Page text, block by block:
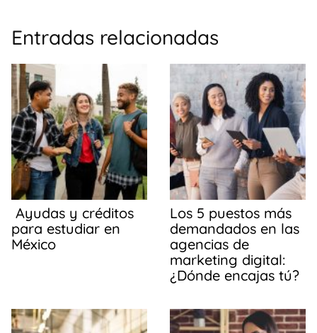
c
e
b
o
o
k
at
s
p
p
m
p
ar
tir
Entradas relacionadas
Ayudas y créditos
para estudiar en
México
Los 5 puestos más
demandados en las
agencias de
marketing digital:
¿Dónde encajas tú?